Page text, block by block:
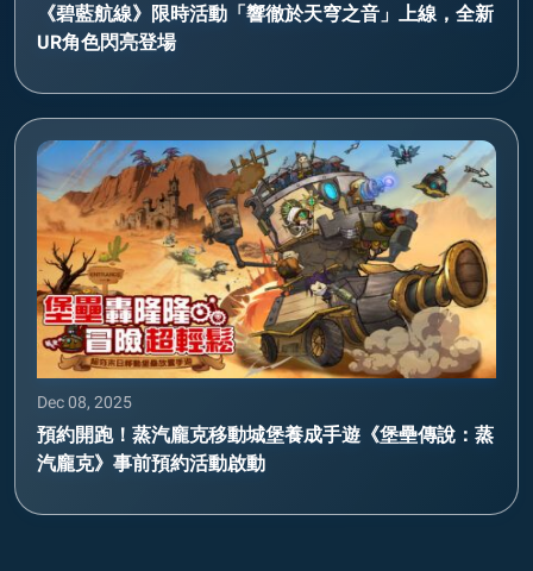
《碧藍航線》限時活動「響徹於天穹之音」上線，全新
UR角色閃亮登場
Dec 08, 2025
預約開跑！蒸汽龐克移動城堡養成手遊《堡壘傳說：蒸
汽龐克》事前預約活動啟動